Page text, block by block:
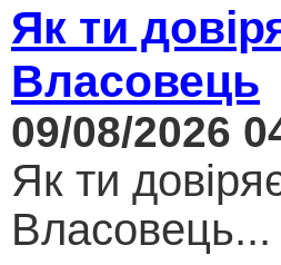
Як ти
Власовець
09/08/2026
Як ти
Власовець...